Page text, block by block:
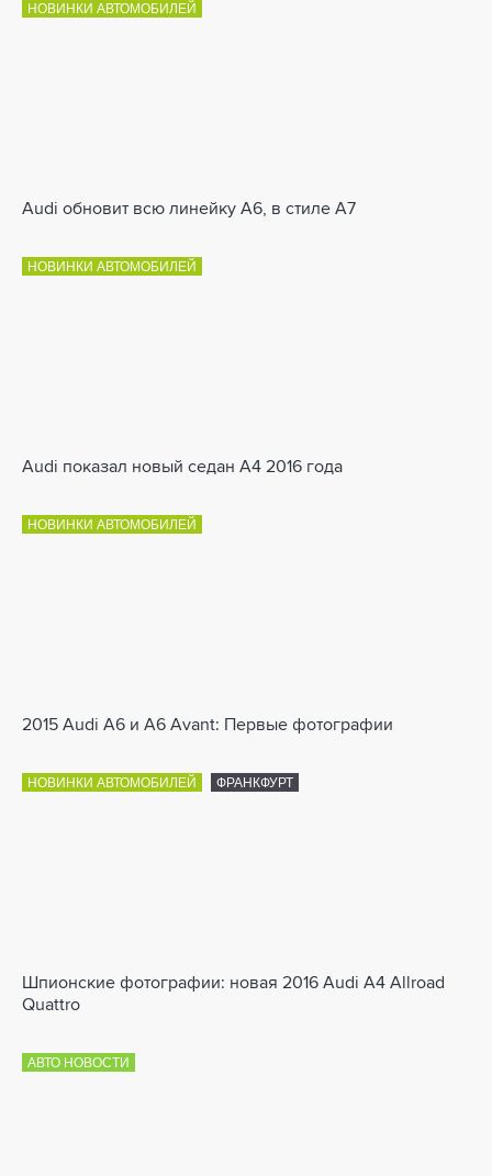
НОВИНКИ АВТОМОБИЛЕЙ
Audi обновит всю линейку A6, в стиле A7
НОВИНКИ АВТОМОБИЛЕЙ
Audi показал новый седан A4 2016 года
НОВИНКИ АВТОМОБИЛЕЙ
2015 Audi A6 и A6 Avant: Первые фотографии
НОВИНКИ АВТОМОБИЛЕЙ ФРАНКФУРТ
Шпионские фотографии: новая 2016 Audi A4 Allroad
Quattro
АВТО НОВОСТИ